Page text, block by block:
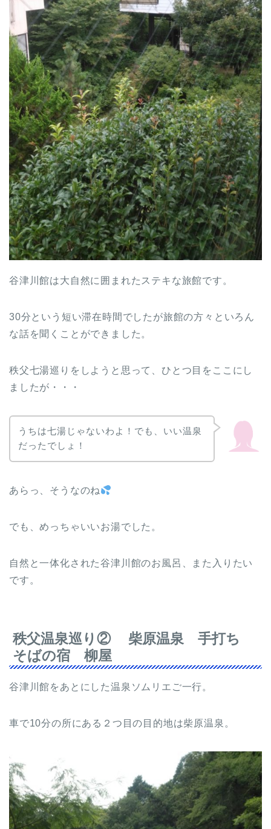
谷津川館は大自然に囲まれたステキな旅館です。
30分という短い滞在時間でしたが旅館の方々といろん
な話を聞くことができました。
秩父七湯巡りをしようと思って、ひとつ目をここにし
ましたが・・・
うちは七湯じゃないわよ！でも、いい温泉
だったでしょ！
あらっ、そうなのね
でも、めっちゃいいお湯でした。
自然と一体化された谷津川館のお風呂、また入りたい
です。
秩父温泉巡り② 柴原温泉 手打ち
そばの宿 柳屋
谷津川館をあとにした温泉ソムリエご一行。
車で10分の所にある２つ目の目的地は柴原温泉。